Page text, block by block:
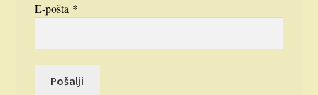
E-pošta *